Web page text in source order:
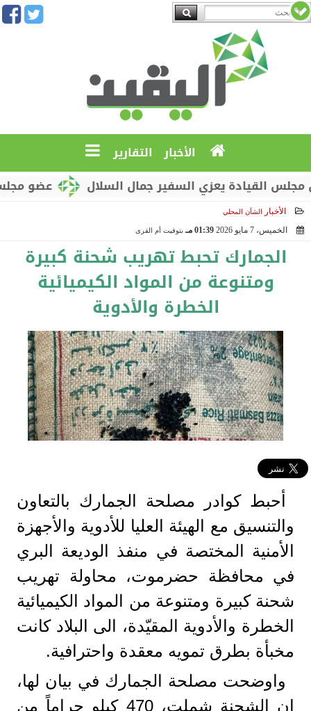
الأخبار التقارير
عضو مجلس
يعزي السفير جمال السلال
الأخبار الشأن المحلي
الخميس، 7 مايو 2026 01:39 مـ بتوقيت أم القرى
الجمارك تحبط تهريب شحنة كبيرة
ومتنوعة من المواد الكيميائية
الخطرة والأدوية
أحبط كوادر مصلحة الجمارك بالتعاون
والتنسيق مع الهيئة العليا للأدوية والأجهزة
الأمنية المختصة في منفذ الوديعة البري
في محافظة حضرموت، محاولة تهريب
شحنة كبيرة ومتنوعة من المواد الكيميائية
الخطرة والأدوية المقيّدة، الى البلاد كانت
مخبأة بطرق تمويه معقدة واحترافية.
واوضحت مصلحة الجمارك في بيان لها،
ان الشحنة شملت، 470 كيلو جراماً من